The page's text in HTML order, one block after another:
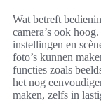
Wat betreft
camera’s ook
instellingen en
foto’s kunnen
functies zoals
het nog
maken, zelfs in